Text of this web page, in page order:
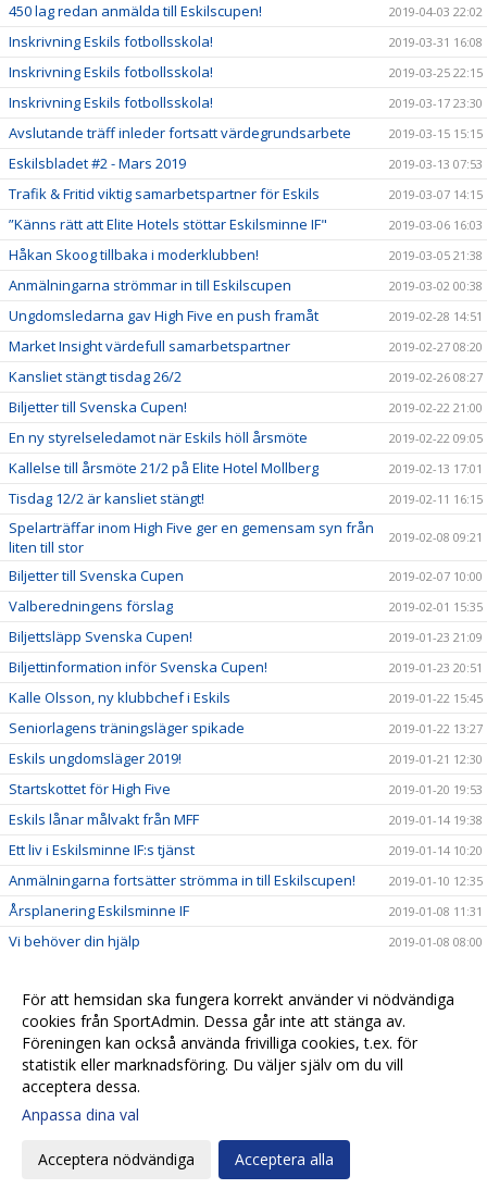
450 lag redan anmälda till Eskilscupen! 2019-04-03 22:02
Inskrivning Eskils fotbollsskola! 2019-03-31 16:08
Inskrivning Eskils fotbollsskola! 2019-03-25 22:15
Inskrivning Eskils fotbollsskola! 2019-03-17 23:30
Avslutande träff inleder fortsatt värdegrundsarbete 2019-03-15 15:15
Eskilsbladet #2 - Mars 2019 2019-03-13 07:53
Trafik & Fritid viktig samarbetspartner för Eskils 2019-03-07 14:15
”Känns rätt att Elite Hotels stöttar Eskilsminne IF" 2019-03-06 16:03
Håkan Skoog tillbaka i moderklubben! 2019-03-05 21:38
Anmälningarna strömmar in till Eskilscupen 2019-03-02 00:38
Ungdomsledarna gav High Five en push framåt 2019-02-28 14:51
Market Insight värdefull samarbetspartner 2019-02-27 08:20
Kansliet stängt tisdag 26/2 2019-02-26 08:27
Biljetter till Svenska Cupen! 2019-02-22 21:00
En ny styrelseledamot när Eskils höll årsmöte 2019-02-22 09:05
Kallelse till årsmöte 21/2 på Elite Hotel Mollberg 2019-02-13 17:01
Tisdag 12/2 är kansliet stängt! 2019-02-11 16:15
Spelarträffar inom High Five ger en gemensam syn från
liten till stor
2019-02-08 09:21
Biljetter till Svenska Cupen 2019-02-07 10:00
Valberedningens förslag 2019-02-01 15:35
Biljettsläpp Svenska Cupen! 2019-01-23 21:09
Biljettinformation inför Svenska Cupen! 2019-01-23 20:51
Kalle Olsson, ny klubbchef i Eskils 2019-01-22 15:45
Seniorlagens träningsläger spikade 2019-01-22 13:27
Eskils ungdomsläger 2019! 2019-01-21 12:30
Startskottet för High Five 2019-01-20 19:53
Eskils lånar målvakt från MFF 2019-01-14 19:38
Ett liv i Eskilsminne IF:s tjänst 2019-01-14 10:20
Anmälningarna fortsätter strömma in till Eskilscupen! 2019-01-10 12:35
Årsplanering Eskilsminne IF 2019-01-08 11:31
Vi behöver din hjälp 2019-01-08 08:00
Finalförlust mot Hittarp i Nyårssaluten 2019-01-07 12:35
Fyra Eskilslag i Nyårssaluten 2019-01-03 22:15
Planeringen igång inför cupfesterna 2018-12-19 21:35
Eskilsbladet del 1 - December 2018
Ett guld och två silver till Eskils
High Five ska skapa trygghet
För att hemsidan ska fungera korrekt använder vi nödvändiga
cookies från SportAdmin. Dessa går inte att stänga av.
Föreningen kan också använda frivilliga cookies, t.ex. för
statistik eller marknadsföring. Du väljer själv om du vill
acceptera dessa.
Anpassa dina val
Acceptera nödvändiga Acceptera alla